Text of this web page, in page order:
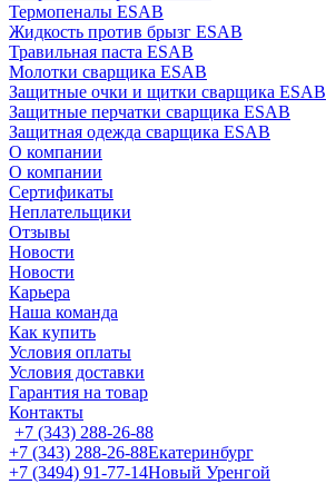
Термопеналы ESAB
Жидкость против брызг ESAB
Травильная паста ESAB
Молотки сварщика ESAB
Защитные очки и щитки сварщика ESAB
Защитные перчатки сварщика ESAB
Защитная одежда сварщика ESAB
О компании
О компании
Сертификаты
Неплательщики
Отзывы
Новости
Новости
Карьера
Наша команда
Как купить
Условия оплаты
Условия доставки
Гарантия на товар
Контакты
+7 (343) 288-26-88
+7 (343) 288-26-88Екатеринбург
+7 (3494) 91-77-14Новый Уренгой